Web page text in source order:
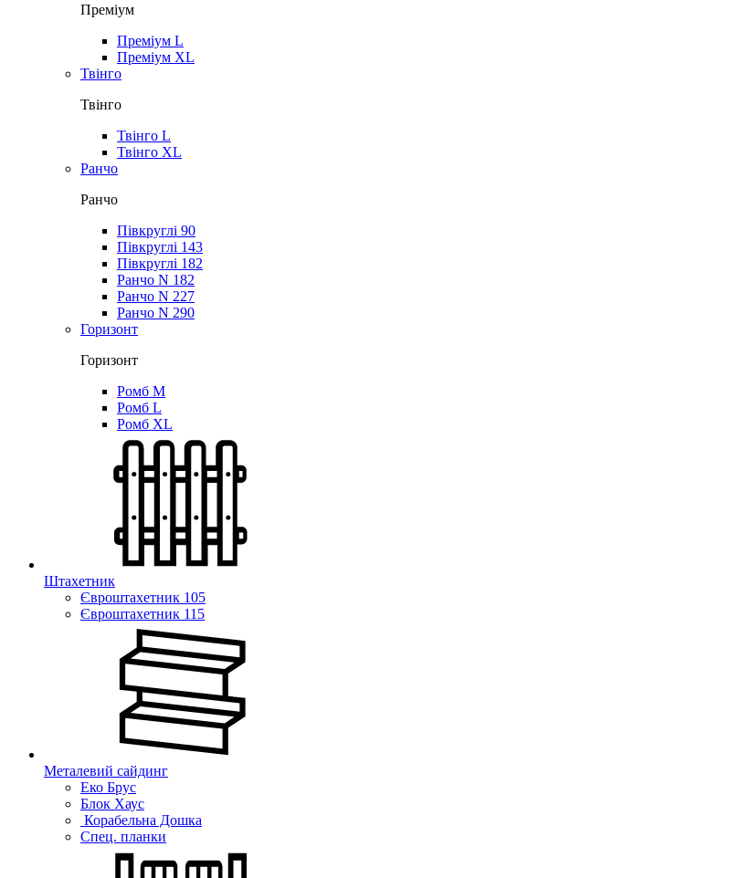
Преміум
Преміум L
Преміум XL
Твінго
Твінго
Твінго L
Твінго XL
Ранчо
Ранчо
Півкруглі 90
Півкруглі 143
Півкруглі 182
Ранчо N 182
Ранчо N 227
Ранчо N 290
Горизонт
Горизонт
Ромб M
Ромб L
Ромб XL
Штахетник
Євроштахетник 105
Євроштахетник 115
Металевий сайдинг
Еко Брус
Блок Хаус
Корабельна Дошка
Спец. планки